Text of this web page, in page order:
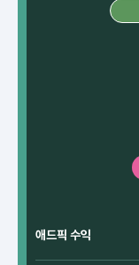
애드픽 수익